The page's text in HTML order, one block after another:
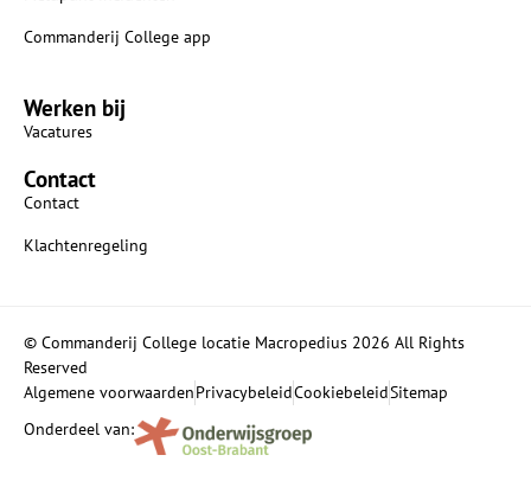
Commanderij College app
Werken bij
Vacatures
Contact
Contact
Klachtenregeling
© Commanderij College locatie Macropedius 2026 All Rights
Reserved
Algemene voorwaardenPrivacybeleidCookiebeleidSitemap
Onderdeel van: